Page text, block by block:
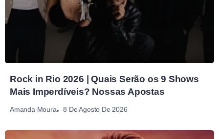
Rock in Rio 2026 | Quais Serão os 9 Shows
Mais Imperdíveis? Nossas Apostas
Amanda Moura 8 De Agosto De 2026